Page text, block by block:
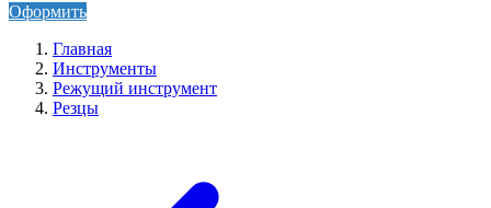
Оформить
Главная
Инструменты
Режущий инструмент
Резцы